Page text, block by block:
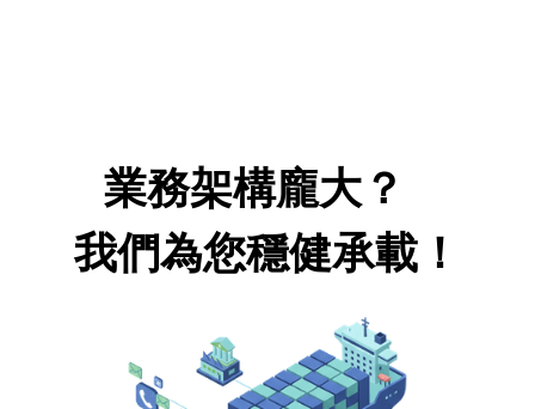
業務架構龐大？
我們為您穩健承載！